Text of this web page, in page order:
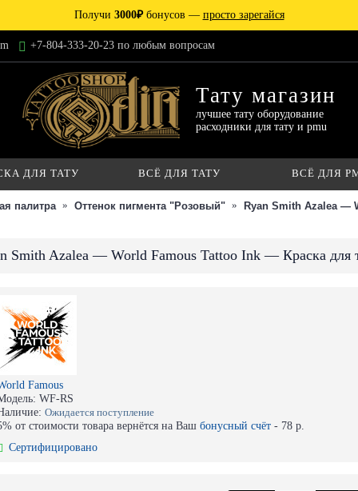
Получи 3000₽бонусов — просто зарегайся
+7-804-333-20-23 по любым вопросам
Тату магазин
лучшее тату оборудование
расходники для тату и pmu
ДЛЯ ТАТУ ВСЁ ДЛЯ ТАТУ ВСЁ ДЛЯ
палитра Оттенок пигмента "Розовый" Ryan Smith Azalea —
Smith Azalea — World Famous Tattoo Ink — Краска для
Famous
WF-RS
Ожидается поступление
от стоимости товара вернётся на Ваш бонусный счёт - 78 р.
Сертифицировано